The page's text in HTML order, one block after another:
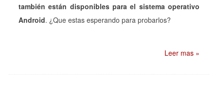
también están disponibles para el sistema operativo
Android. ¿Que estas esperando para probarlos?
Leer mas »